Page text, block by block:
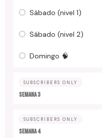
Sábado (nivel 1)
Sábado (nivel 2)
Domingo 🧠
SUBSCRIBERS ONLY
Semana 3
SUBSCRIBERS ONLY
Semana 4